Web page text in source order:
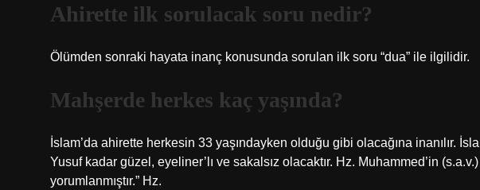
Ahirette ilk sorulacak soru nedir?
Ölümden sonraki hayata inanç konusunda sorulan ilk soru “dua” ile ilgilidir.
Mahşerde herkes kaç yaşında?
İslam’da ahirette herkesin 33 yaşındayken olduğu gibi olacağına inanılır.
Yusuf kadar güzel, eyeliner’lı ve sakalsız olacaktır. Hz. Muhammed’in
yorumlanmıştır.” Hz.